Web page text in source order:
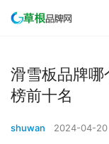
滑雪板品牌
榜前十名
shuwan 2024-04-20